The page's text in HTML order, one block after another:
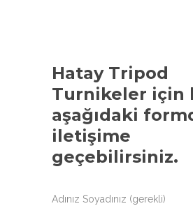
Hatay Tripod
Turnikeler için
aşağıdaki
iletişime
geçebilirsiniz.
Adınız Soyadınız (gerekli)